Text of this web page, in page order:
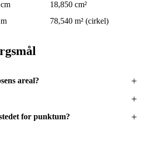
18,850 cm²
78,540 m² (cirkel)
areal?
for punktum?